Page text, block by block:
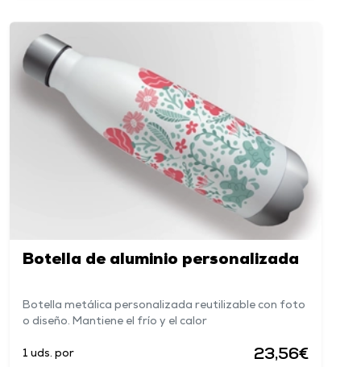
Botella de aluminio personalizada
Botella metálica personalizada reutilizable con foto
o diseño. Mantiene el frío y el calor
1 uds. por 23,56€